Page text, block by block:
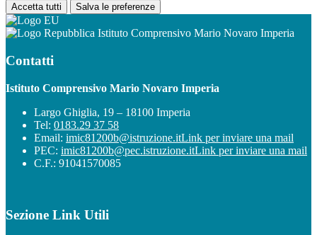
Accetta tutti Salva le preferenze
Istituto Comprensivo Mario Novaro Imperia
Contatti
Istituto Comprensivo Mario Novaro Imperia
Largo Ghiglia, 19 – 18100 Imperia
Tel: 0183.29 37 58
Email: imic81200b@istruzione.itLink per inviare una mail
PEC: imic81200b@pec.istruzione.itLink per inviare una mail
C.F.: 91041570085
Sezione Link Utili